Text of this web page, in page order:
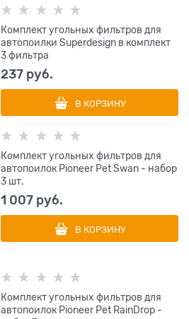
Комплект угольных фильтров для
автопоилки Superdesign в комплект
3 фильтра
237 руб.
В КОРЗИНУ
Комплект угольных фильтров для
автопоилок Pioneer Pet Swan - набор
3 шт.
1 007 руб.
В КОРЗИНУ
Комплект угольных фильтров для
автопоилок Pioneer Pet RainDrop -